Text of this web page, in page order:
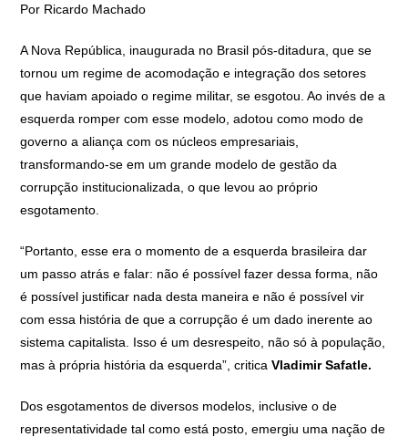
Por Ricardo Machado
A Nova República, inaugurada no Brasil pós-ditadura, que se
tornou um regime de acomodação e integração dos setores
que haviam apoiado o regime militar, se esgotou. Ao invés de a
esquerda romper com esse modelo, adotou como modo de
governo a aliança com os núcleos empresariais,
transformando-se em um grande modelo de gestão da
corrupção institucionalizada, o que levou ao próprio
esgotamento.
“Portanto, esse era o momento de a esquerda brasileira dar
um passo atrás e falar: não é possível fazer dessa forma, não
é possível justificar nada desta maneira e não é possível vir
com essa história de que a corrupção é um dado inerente ao
sistema capitalista. Isso é um desrespeito, não só à população,
mas à própria história da esquerda”, criticaVladimir Safatle.
Dos esgotamentos de diversos modelos, inclusive o de
representatividade tal como está posto, emergiu uma nação de